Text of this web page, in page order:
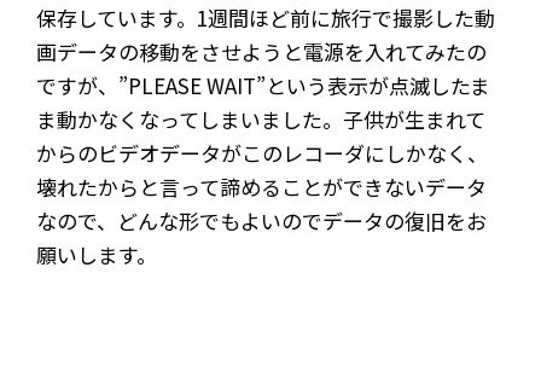
保存しています。1週間ほど前に旅行で撮影した動
画データの移動をさせようと電源を入れてみたの
ですが、”PLEASE WAIT”という表示が点滅したま
ま動かなくなってしまいました。子供が生まれて
からのビデオデータがこのレコーダにしかなく、
壊れたからと言って諦めることができないデータ
なので、どんな形でもよいのでデータの復旧をお
願いします。